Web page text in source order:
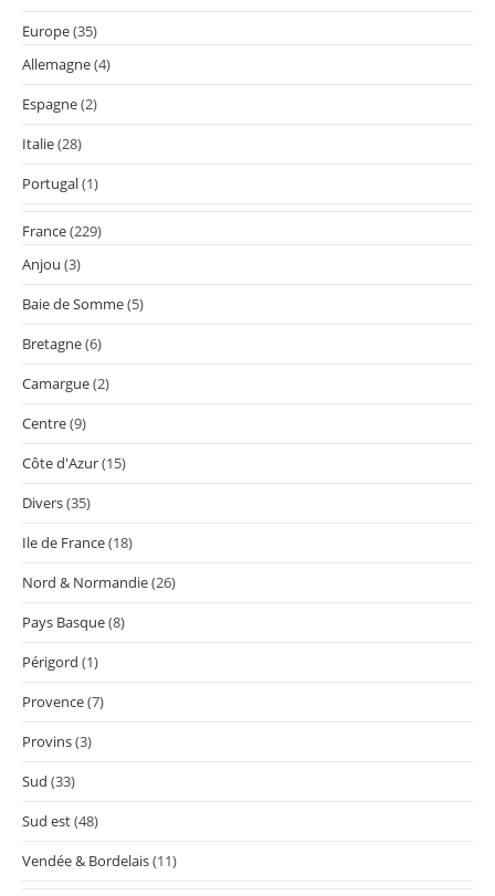
Europe(35)
Allemagne(4)
Espagne(2)
Italie(28)
Portugal(1)
France(229)
Anjou (3)
Baie de Somme(5)
Bretagne(6)
Camargue(2)
Centre(9)
Côte d'Azur(15)
Divers(35)
Ile de France(18)
Nord & Normandie(26)
Pays Basque(8)
Périgord (1)
Provence(7)
Provins(3)
Sud (33)
Sud est(48)
Vendée & Bordelais(11)